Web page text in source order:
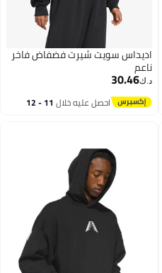
9
اديداس سويت شيرت فضفاض فاخر
ناعم
د.ك‏30.46
احصل عليه خلال 11 - 12